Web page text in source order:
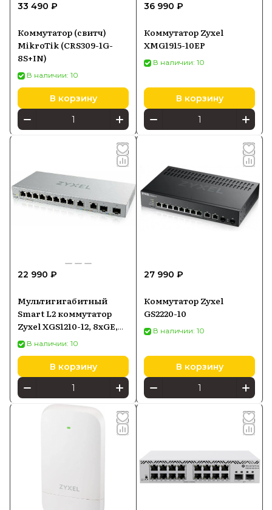
33 490 ₽
Коммутатор (свитч)
MikroTik (CRS309-1G-
8S+IN)
В наличии: 10
В корзину
36 990 ₽
Коммутатор Zyxel
XMG1915-10EP
В наличии: 10
В корзину
22 990 ₽
Мультигигабитный
Smart L2 коммутатор
Zyxel XGS1210-12, 8xGE,
2x1/2,5GE, 2xSFP+,
настольный,
бесшумный
В наличии: 10
В корзину
27 990 ₽
Коммутатор Zyxel
GS2220-10
В наличии: 10
В корзину